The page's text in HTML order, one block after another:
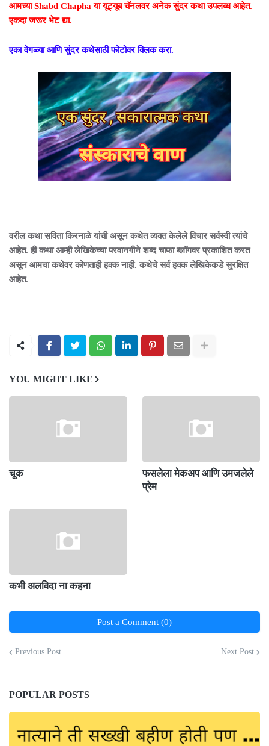
आमच्या Shabd Chapha या यूट्यूब चॅनलवर अनेक सुंदर कथा उपलब्ध आहेत.
एकदा जरूर भेट द्या.
एका वेगळ्या आणि सुंदर कथेसाठी फोटोवर क्लिक करा.
वरील कथा सविता किरनाळे यांची असून कथेत व्यक्त केलेले विचार सर्वस्वी त्यांचे
आहेत. ही कथा आम्ही लेखिकेच्या परवानगीने शब्द चाफा ब्लॉगवर प्रकाशित करत
असून आमचा कथेवर कोणताही हक्क नाही. कथेचे सर्व हक्क लेखिकेकडे सुरक्षित
आहेत.
YOU MIGHT LIKE
चूक
फसलेला मेकअप आणि उमजलेले
प्रेम
कभी अलविदा ना कहना
Post a Comment (0)
Previous Post Next Post
POPULAR POSTS